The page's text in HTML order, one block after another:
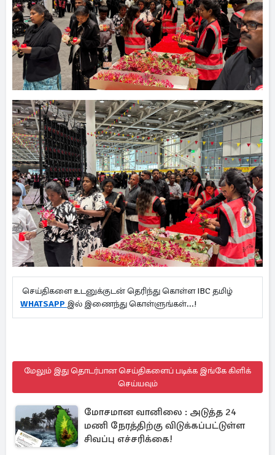
செய்திகளை உடனுக்குடன் தெரிந்து கொள்ள IBC தமிழ்
WHATSAPP இல் இணைந்து கொள்ளுங்கள்...!
மேலும் இது தொடர்பான செய்திகளைப் படிக்க இங்கே கிளிக்
செய்யவும்
மோசமான வானிலை : அடுத்த 24
மணி நேரத்திற்கு விடுக்கப்பட்டுள்ள
சிவப்பு எச்சரிக்கை!